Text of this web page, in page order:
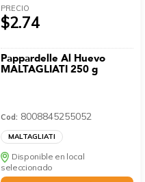
PRECIO
$2.74
Pappardelle Al Huevo
MALTAGLIATI 250 g
Cod: 8008845255052
MALTAGLIATI
Disponible en local
seleccionado